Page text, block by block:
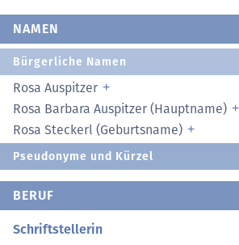
NAMEN
Bürgerliche Namen
Rosa Auspitzer
Rosa Barbara Auspitzer (Hauptname)
Rosa Steckerl (Geburtsname)
Pseudonyme und Kürzel
BERUF
Schriftstellerin